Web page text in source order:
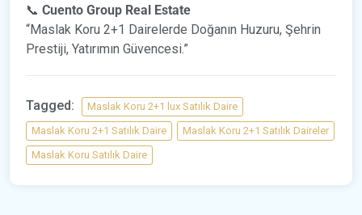
📞 Cuento Group Real Estate
“Maslak Koru 2+1 Dairelerde Doğanın Huzuru, Şehrin
Prestiji, Yatırımın Güvencesi.”
Tagged:
Maslak Koru 2+1 lux Satılık Daire
Maslak Koru 2+1 Satılık Daire
Maslak Koru 2+1 Satılık Daireler
Maslak Koru Satılık Daire